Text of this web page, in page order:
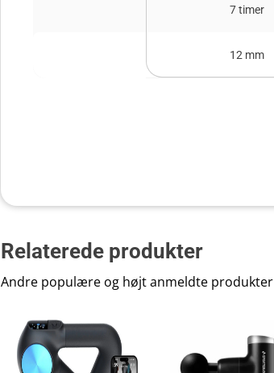
7 timer
Slagdybde
12 mm
Relaterede produkter
Andre populære og højt anmeldte produkter